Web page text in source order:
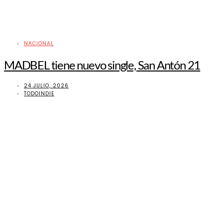
NACIONAL
MADBEL tiene nuevo single, San Antón 21
24 JULIO, 2026
TODOINDIE